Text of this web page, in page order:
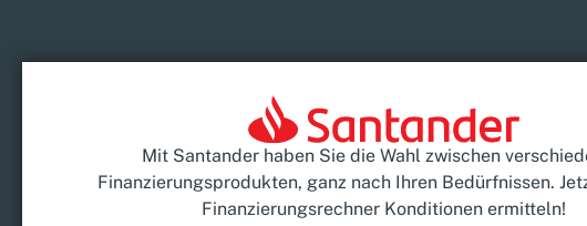
Mit Santander haben Sie die Wahl zwischen
Finanzierungs­produkten, ganz nach Ihren Bedürfnissen.
Finanzierungsrechner Konditionen ermitteln!